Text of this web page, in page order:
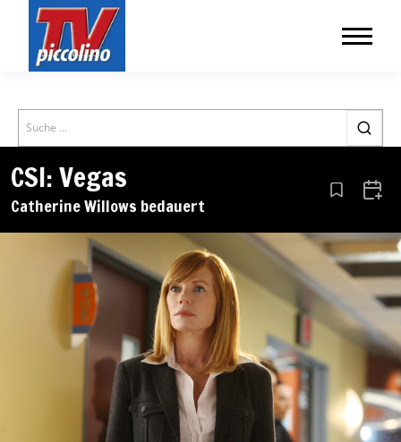
Search
CSI: Vegas
Catherine Willows bedauert Aus den